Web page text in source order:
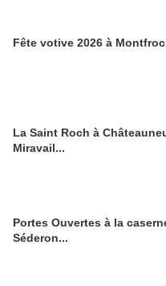
Fête votive 2026 à
La Saint Roch à
Miravail...
Portes Ouvertes à la
Séderon...